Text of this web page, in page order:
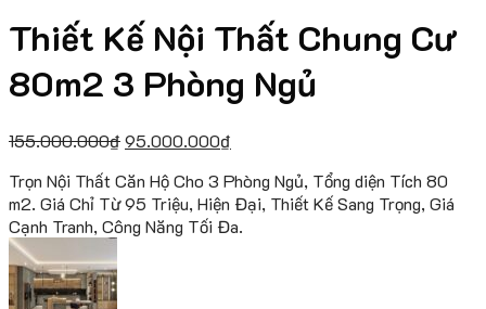
Thiết Kế Nội Thất Chung Cư
80m2 3 Phòng Ngủ
155.000.000₫95.000.000₫
Trọn Nội Thất Căn Hộ Cho 3 Phòng Ngủ, Tổng diện Tích 80
m2. Giá Chỉ Từ 95 Triệu, Hiện Đại, Thiết Kế Sang Trọng, Giá
Cạnh Tranh, Công Năng Tối Đa.